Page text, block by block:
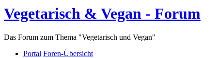
Vegetarisch & Vegan - Forum
Das Forum zum Thema "Vegetarisch und Vegan"
Portal Foren-Übersicht